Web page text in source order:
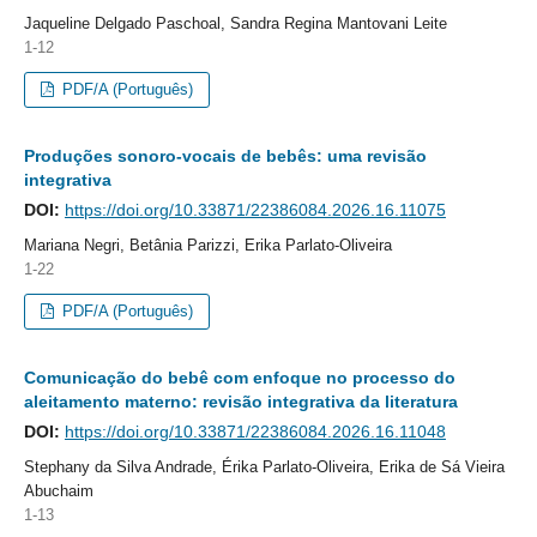
Jaqueline Delgado Paschoal, Sandra Regina Mantovani Leite
1-12
PDF/A (Português)
Produções sonoro-vocais de bebês: uma revisão
integrativa
DOI: https://doi.org/10.33871/22386084.2026.16.11075
Mariana Negri, Betânia Parizzi, Erika Parlato-Oliveira
1-22
PDF/A (Português)
Comunicação do bebê com enfoque no processo do
aleitamento materno: revisão integrativa da literatura
DOI: https://doi.org/10.33871/22386084.2026.16.11048
Stephany da Silva Andrade, Érika Parlato-Oliveira, Erika de Sá Vieira
Abuchaim
1-13